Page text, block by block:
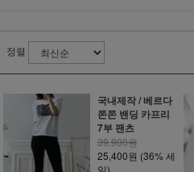
정렬
국내제작 / 베르다
쫀쫀 밴딩 카프리
7부 팬츠
39,900원
25,400원 (36% 세
일)